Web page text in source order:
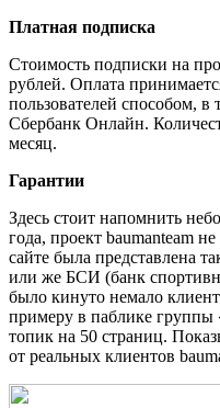
Платная подписка
Стоимость подписки на
рублей. Оплата
пользователей способом,
Сбербанк Онлайн.
месяц.
Гарантии
Здесь стоит напомнить
года, проект baumanteam
сайте была представлена
или же БСИ (банк
было кинуто немало
примеру в паблике группы
топик на 50 страниц.
от реальных клиентов